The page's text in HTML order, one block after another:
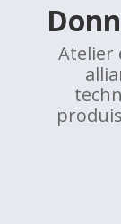
Atelier